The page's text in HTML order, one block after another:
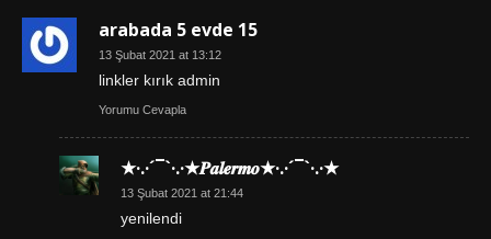
arabada 5 evde 15
13 Şubat 2021 at 13:12
linkler kırık admin
Yorumu Cevapla
★·.·´¯`·.·★𝑷𝒂𝒍𝒆𝒓𝒎𝒐★·.·´¯`·.·★
13 Şubat 2021 at 21:44
yenilendi